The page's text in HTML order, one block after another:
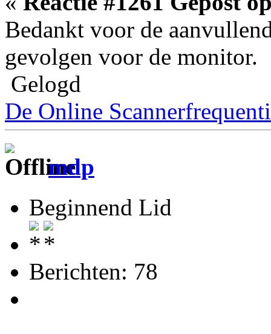
Bedankt voor de
gevolgen voor de monitor.
Gelogd
De Online
mdp
Beginnend Lid
Berichten: 78